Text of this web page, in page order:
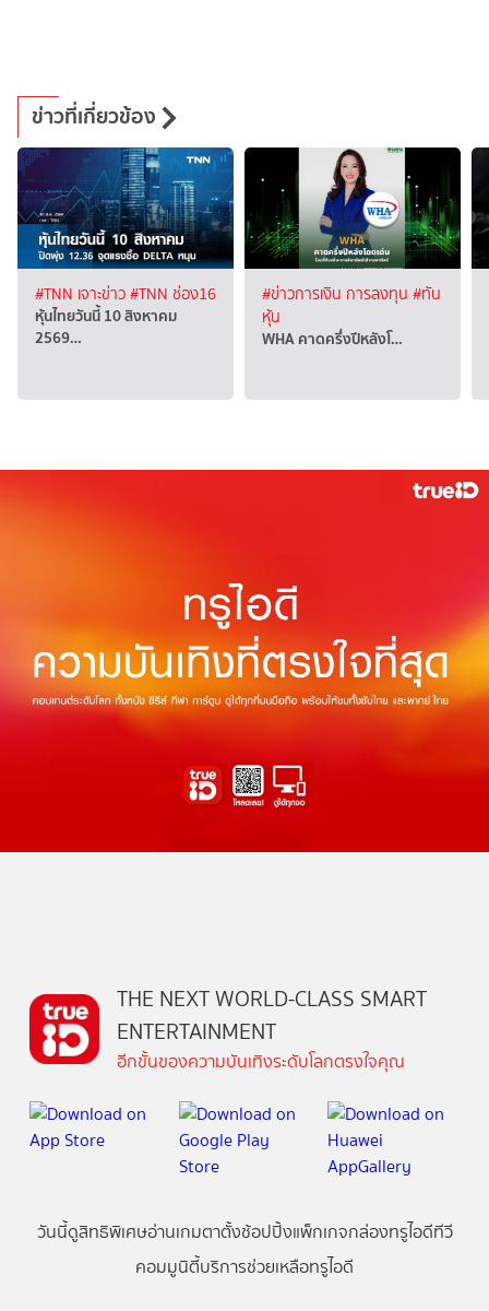
ข่าวที่เกี่ยวข้อง
#TNN เจาะข่าว#TNN ช่อง16
หุ้นไทยวันนี้ 10 สิงหาคม
2569…
#ข่าวการเงิน การลงทุน #ทัน
หุ้น
WHA คาดครึ่งปีหลังโ…
THE NEXT WORLD-CLASS SMART
ENTERTAINMENT
อีกขั้นของความบันเทิงระดับโลกตรงใจคุณ
วันนี้ดูสิทธิพิเศษอ่านเกมตาตั้งช้อปปิ้งแพ็กเกจกล่องทรูไอดีทีวี
คอมมูนิตี้บริการช่วยเหลือทรูไอดี